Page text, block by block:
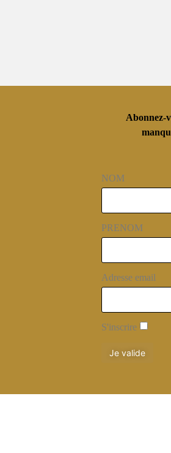
Abonnez-
NOM
PRENOM
Adresse email
S'inscrire